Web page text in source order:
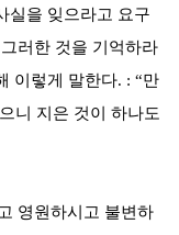
실을 잊으라고 요구
러한 것을 기억하라
이렇게 말한다. : “만
니 지은 것이 하나도
영원하시고 불변하